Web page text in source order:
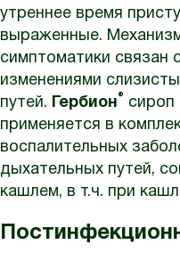
утреннее время
выраженные.
симптоматики связан
изменениями
путей.
Гербион® сироп
применяется в
воспалительных
дыхательных путей,
кашлем, в т.ч. при